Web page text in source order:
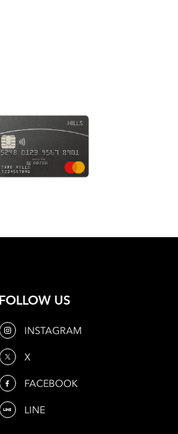
FOLLOW US
INSTAGRAM
X
FACEBOOK
LINE